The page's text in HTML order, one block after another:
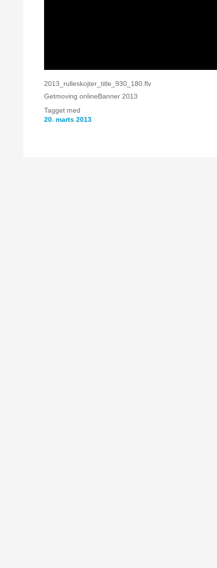
2013_rulleskojter_title_930_180.flv
Getmoving onlineBanner 2013
Tagget med
20. marts 2013